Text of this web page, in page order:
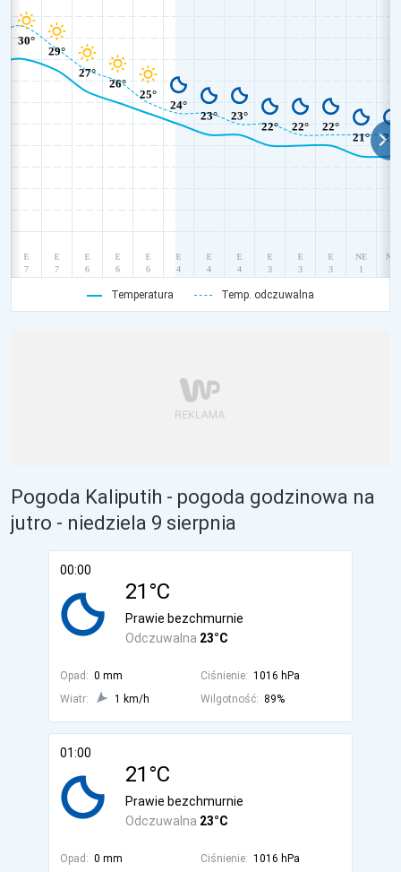
Temperatura Temp. odczuwalna
Pogoda Kaliputih - pogoda godzinowa na
jutro - niedziela 9 sierpnia
00:00
21°C
Odczuwalna 23°C
Prawie bezchmurnie
Opad: 0 mm Ciśnienie: 1016 hPa
Wiatr:
1 km/h Wilgotność: 89%
01:00
21°C
Odczuwalna 23°C
Prawie bezchmurnie
Opad: 0 mm Ciśnienie: 1016 hPa